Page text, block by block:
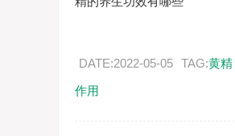
DATE:2022-05-05 TAG:黄精
作用